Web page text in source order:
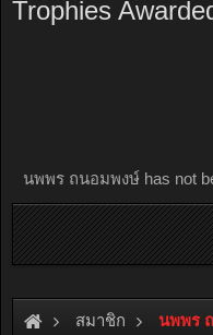
Trophies
นพพร ถนอมพงษ์ has not
สมาชิก นพพร